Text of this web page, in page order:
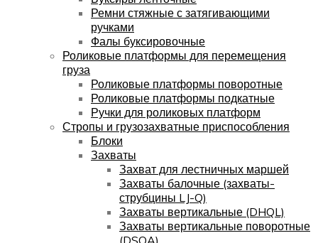
Ремни стяжные с затягивающими
ручками
Фалы буксировочные
Роликовые платформы для перемещения
груза
Роликовые платформы поворотные
Роликовые платформы подкатные
Ручки для роликовых платформ
Стропы и грузозахватные приспособления
Блоки
Захваты
Захват для лестничных маршей
Захваты балочные (захваты-
струбцины LJ-Q)
Захваты вертикальные (DHQL)
Захваты вертикальные поворотные
(DSQA)